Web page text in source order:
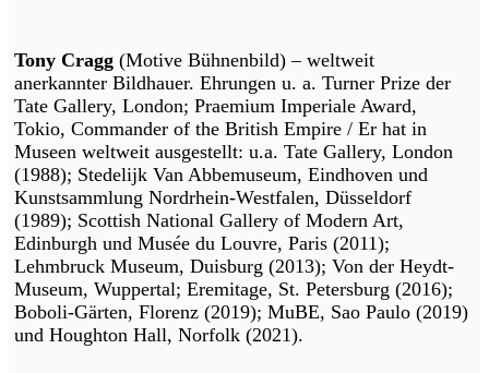
Tony Cragg (Motive Bühnenbild) – weltweit
anerkannter Bildhauer. Ehrungen u. a. Turner Prize der
Tate Gallery, London; Praemium Imperiale Award,
Tokio, Commander of the British Empire / Er hat in
Museen weltweit ausgestellt: u.a. Tate Gallery, London
(1988); Stedelijk Van Abbemuseum, Eindhoven und
Kunstsammlung Nordrhein-Westfalen, Düsseldorf
(1989); Scottish National Gallery of Modern Art,
Edinburgh und Musée du Louvre, Paris (2011);
Lehmbruck Museum, Duisburg (2013); Von der Heydt-
Museum, Wuppertal; Eremitage, St. Petersburg (2016);
Boboli-Gärten, Florenz (2019); MuBE, Sao Paulo (2019)
und Houghton Hall, Norfolk (2021).